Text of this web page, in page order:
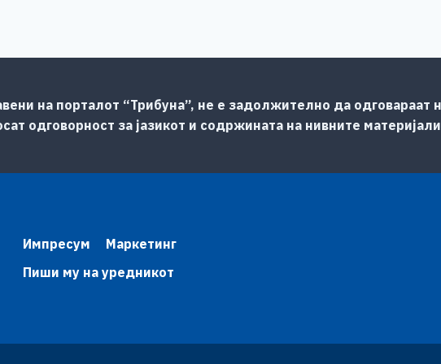
на порталот “Трибуна”, не е задолжително да одговараат
одговорност за јазикот и содржината на нивните
Импресум
Маркетинг
Пиши му на уредникот